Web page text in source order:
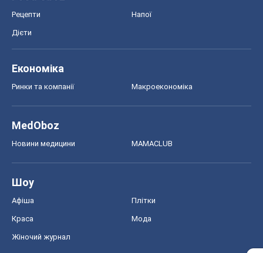
Рецепти Напої
Дієти
Економіка
Ринки та компанії Макроекономіка
MedOboz
Новини медицини MAMACLUB
Шоу
Афіша Плітки
Краса Мода
Жіночий журнал